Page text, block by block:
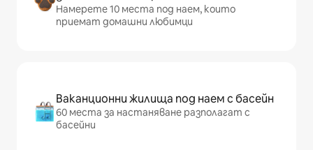
Намерете 10 места под наем, които
приемат домашни любимци
Ваканционни жилища под наем с басейн
60 места за настаняване разполагат с
басейни